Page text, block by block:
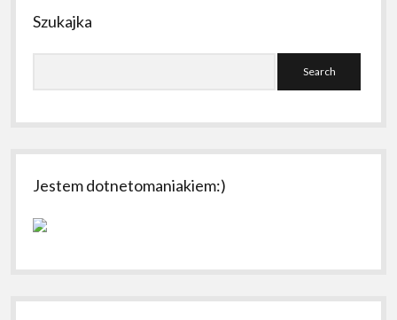
Szukajka
Jestem dotnetomaniakiem:)